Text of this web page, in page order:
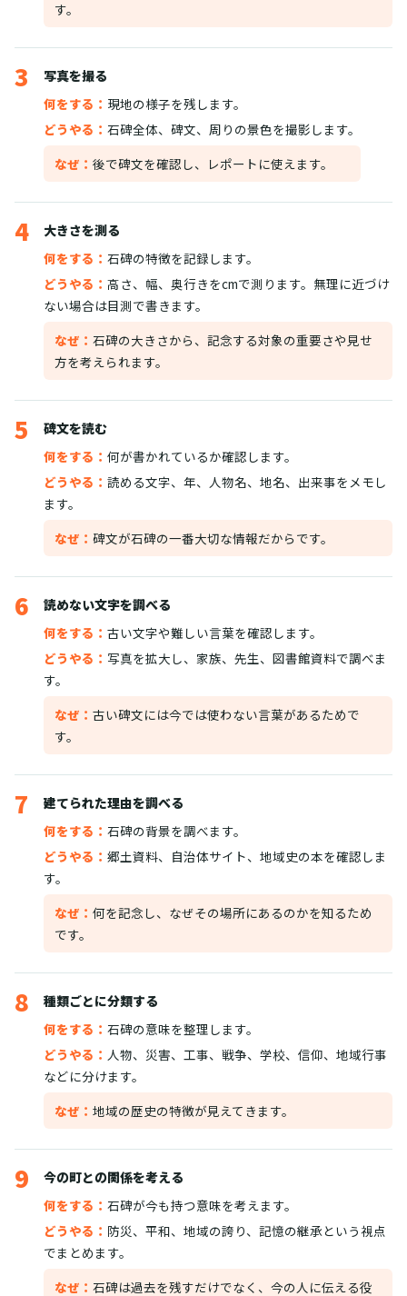
す。
3
写真を撮る
何をする： 現地の様子を残します。
どうやる： 石碑全体、碑文、周りの景色を撮影します。
なぜ： 後で碑文を確認し、レポートに使えます。
4
大きさを測る
何をする： 石碑の特徴を記録します。
どうやる： 高さ、幅、奥行きをcmで測ります。無理に近づけ
ない場合は目測で書きます。
なぜ： 石碑の大きさから、記念する対象の重要さや見せ
方を考えられます。
5
碑文を読む
何をする： 何が書かれているか確認します。
どうやる： 読める文字、年、人物名、地名、出来事をメモし
ます。
なぜ： 碑文が石碑の一番大切な情報だからです。
6
読めない文字を調べる
何をする： 古い文字や難しい言葉を確認します。
どうやる： 写真を拡大し、家族、先生、図書館資料で調べま
す。
なぜ： 古い碑文には今では使わない言葉があるためで
す。
7
建てられた理由を調べる
何をする： 石碑の背景を調べます。
どうやる： 郷土資料、自治体サイト、地域史の本を確認しま
す。
なぜ： 何を記念し、なぜその場所にあるのかを知るため
です。
8
種類ごとに分類する
何をする： 石碑の意味を整理します。
どうやる： 人物、災害、工事、戦争、学校、信仰、地域行事
などに分けます。
なぜ： 地域の歴史の特徴が見えてきます。
9
今の町との関係を考える
何をする： 石碑が今も持つ意味を考えます。
どうやる： 防災、平和、地域の誇り、記憶の継承という視点
でまとめます。
なぜ： 石碑は過去を残すだけでなく、今の人に伝える役